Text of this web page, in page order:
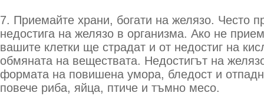
7. Приемайте храни, богати на желязо. Често
недостига на желязо в организма. Ако не
вашите клетки ще страдат и от недостиг на
обмяната на веществата. Недостигът на
формата на повишена умора, бледост и
повече риба, яйца, птиче и тъмно месо.